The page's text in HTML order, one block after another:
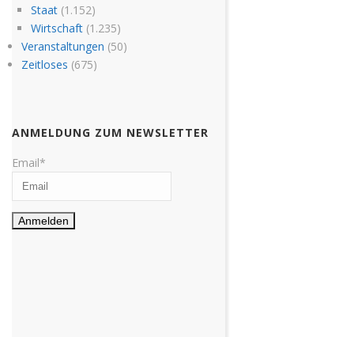
Staat(1.152)
Wirtschaft(1.235)
Veranstaltungen (50)
Zeitloses (675)
ANMELDUNG ZUM NEWSLETTER
Email*